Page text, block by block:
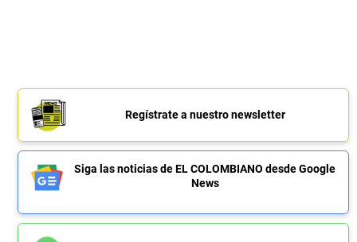
Regístrate a nuestro newsletter
Siga las noticias de EL COLOMBIANO desde Google
News